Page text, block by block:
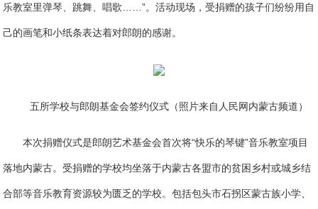
乐教室里弹琴、跳舞、唱歌……”。活动现场，受捐赠的孩子们纷纷用自
己的画笔和小纸条表达着对郎朗的感谢。
五所学校与郎朗基金会签约仪式（照片来自人民网内蒙古频道）
本次捐赠仪式是郎朗艺术基金会首次将“快乐的琴键”音乐教室项目
落地内蒙古。受捐赠的学校均坐落于内蒙古各盟市的贫困乡村或城乡结
合部等音乐教育资源较为匮乏的学校。包括包头市石拐区蒙古族小学、